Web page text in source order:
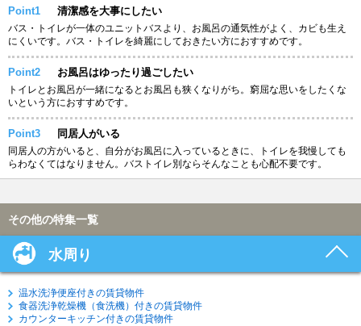
Point1 清潔感を大事にしたい
バス・トイレが一体のユニットバスより、お風呂の通気性がよく、カビも生え
にくいです。バス・トイレを綺麗にしておきたい方におすすめです。
Point2 お風呂はゆったり過ごしたい
トイレとお風呂が一緒になるとお風呂も狭くなりがち。窮屈な思いをしたくな
いという方におすすめです。
Point3 同居人がいる
同居人の方がいると、自分がお風呂に入っているときに、トイレを我慢しても
らわなくてはなりません。バストイレ別ならそんなことも心配不要です。
その他の特集一覧
水周り
温水洗浄便座付きの賃貸物件
食器洗浄乾燥機（食洗機）付きの賃貸物件
カウンターキッチン付きの賃貸物件